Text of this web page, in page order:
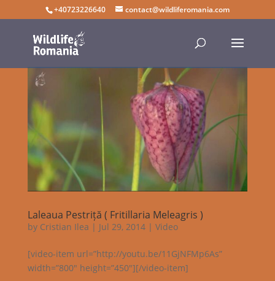
+40723226640 contact@wildliferomania.com
Laleaua Pestriță ( Fritillaria Meleagris )
by Cristian Ilea | Jul 29, 2014| Video
[video-item url=”http://youtu.be/11GjNFMp6As”
width=”800″ height=”450″][/video-item]